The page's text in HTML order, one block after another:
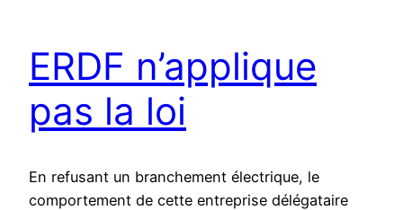
ERDF n’applique
pas la loi
En refusant un branchement électrique, le
comportement de cette entreprise délégataire